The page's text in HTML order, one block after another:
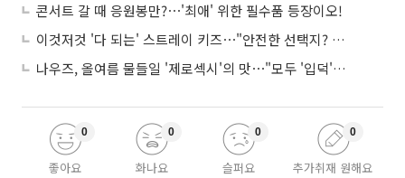
콘서트 갈 때 응원봉만?⋯'최애' 위한 필수품 등장이오!
이것저것 '다 되는' 스트레이 키즈⋯"안전한 선택지? 도전이 재밌죠"
나우즈, 올여름 물들일 '제로섹시'의 맛⋯"모두 '입덕'시킬 것"
좋아요
0
화나요
0
슬퍼요
0
추가취재 원해요
0